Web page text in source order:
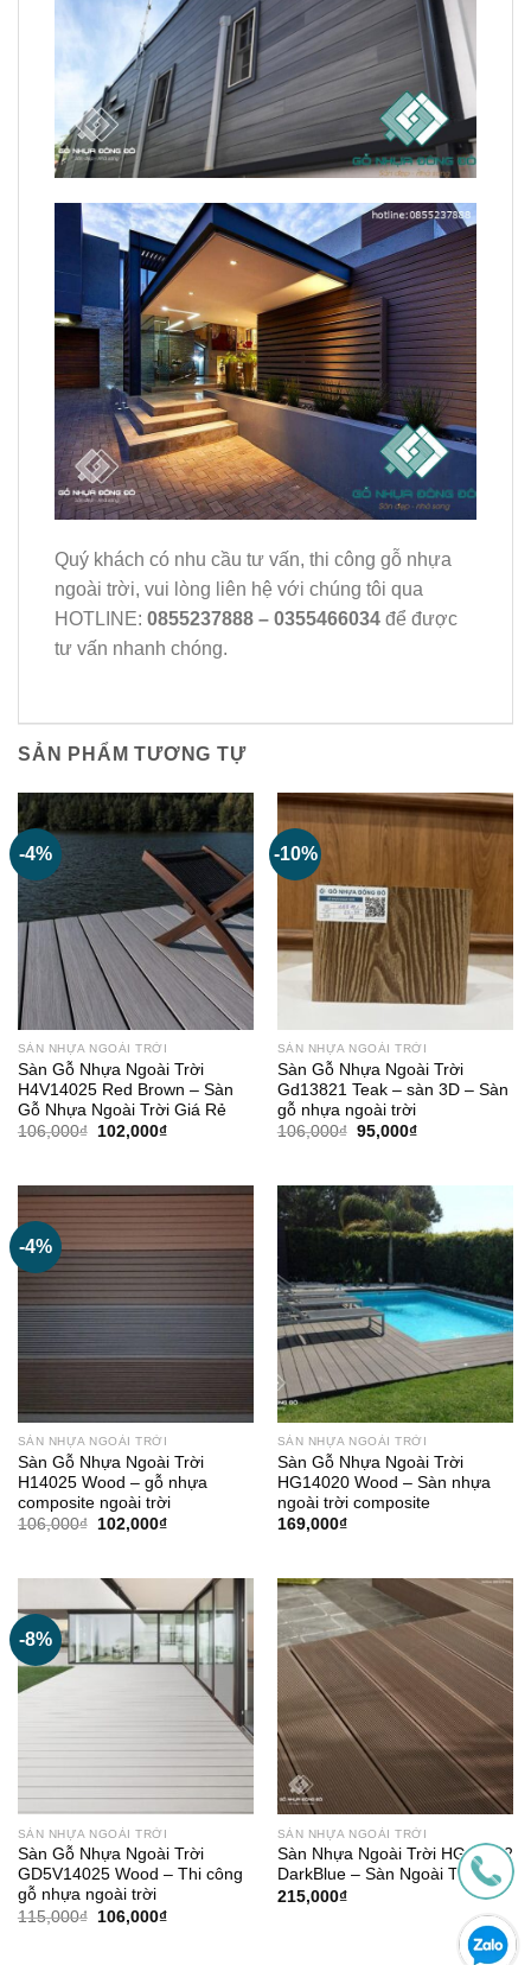
Quý khách có nhu cầu tư vấn, thi công gỗ nhựa
ngoài trời, vui lòng liên hệ với chúng tôi qua
HOTLINE: 0855237888 – 0355466034 để được
tư vấn nhanh chóng.
SẢN PHẨM TƯƠNG TỰ
-4%
SÀN NHỰA NGOÀI TRỜI
Sàn Gỗ Nhựa Ngoài Trời
H4V14025 Red Brown – Sàn
Gỗ Nhựa Ngoài Trời Giá Rẻ
106,000₫
Giá
102,000₫Giá
102,000₫.
-10%
SÀN NHỰA NGOÀI TRỜI
Sàn Gỗ Nhựa Ngoài Trời
Gd13821 Teak – sàn 3D – Sàn
gỗ nhựa ngoài trời
106,000₫ Giá
95,000₫Giá
95,000₫.
-4%
SÀN NHỰA NGOÀI TRỜI
Sàn Gỗ Nhựa Ngoài Trời
H14025 Wood – gỗ nhựa
composite ngoài trời
106,000₫
Giá
102,000₫Giá
102,000₫.
SÀN NHỰA NGOÀI TRỜI
Sàn Gỗ Nhựa Ngoài Trời
HG14020 Wood – Sàn nhựa
ngoài trời composite
169,000₫
-8%
SÀN NHỰA NGOÀI TRỜI
Sàn Gỗ Nhựa Ngoài Trời
GD5V14025 Wood – Thi công
gỗ nhựa ngoài trời
115,000₫
Giá
106,000₫Giá
SÀN NHỰA NGOÀI TRỜI
Sàn Nhựa Ngoài Trời HG13922
DarkBlue – Sàn Ngoài Trời
215,000₫